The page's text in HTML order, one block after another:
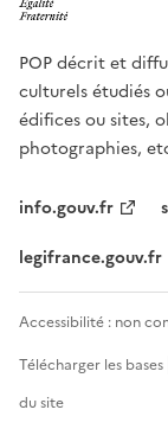
POP décrit et
culturels étudiés
édifices ou sites,
photographies,
info.gouv.fr
legifrance.gouv.fr
Accessibilité : non
Télécharger les bases
du site